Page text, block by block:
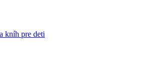
kníh pre deti